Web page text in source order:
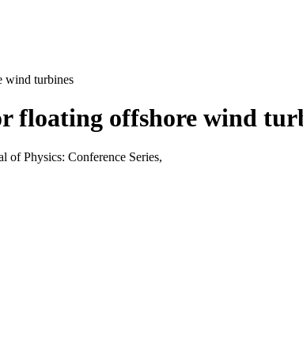
wind turbines
floating offshore wind
of Physics: Conference Series,